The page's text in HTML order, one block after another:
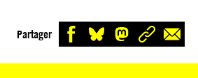
Partager